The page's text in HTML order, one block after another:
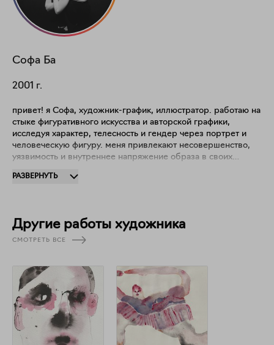
Софа Ба
2001 г.
привет! я Софа, художник-график, иллюстратор. работаю на
стыке фигуративного искусства и авторской графики,
исследуя характер, телесность и гендер через портрет и
человеческую фигуру. меня привлекают несовершенство,
уязвимость и внутреннее напряжение образа в своих
смешанные техники, сочетая контрастные линии с
материала и живой жест, все это становятся частью
художественного высказывания помимо художественной
практики я работаю как книжный иллюстратор. мои работы
произведения для интерьеров, рассматривая графику как
способ преобразования пространства и создания особой
атмосферы
РАЗВЕРНУТЬ
Другие работы художника
СМОТРЕТЬ ВСЕ